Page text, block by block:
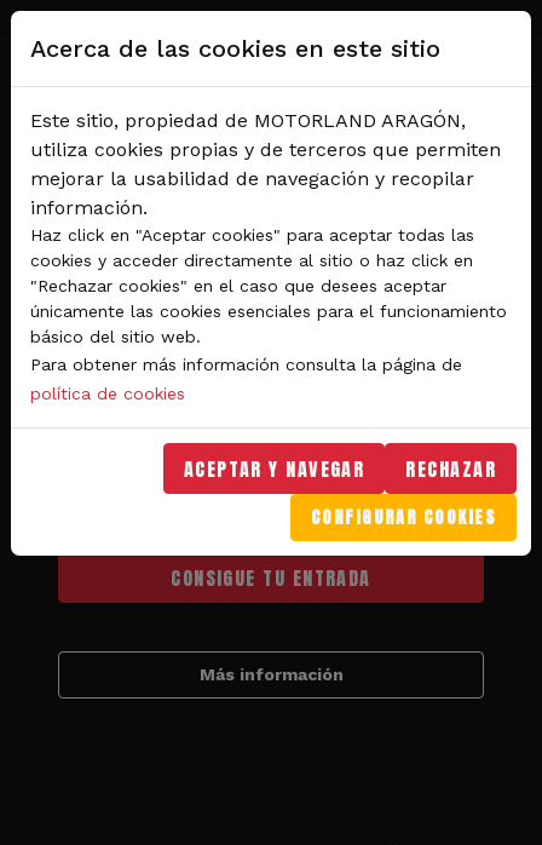
Pasar al contenido principal
Del 28 al 30 de agosto 2026
Circuito de velocidad
GRAN PREMIO
MICHELIN® DE ARAGÓN
DE MOTOGP™ 2026
CONSIGUE TU ENTRADA
Más información
Acerca de las cookies en este sitio
Este sitio, propiedad de MOTORLAND ARAGÓN,
utiliza cookies propias y de terceros que permiten
mejorar la usabilidad de navegación y recopilar
información.
Haz click en "Aceptar cookies" para aceptar todas las
cookies y acceder directamente al sitio o haz click en
"Rechazar cookies" en el caso que desees aceptar
únicamente las cookies esenciales para el funcionamiento
básico del sitio web.
Para obtener más información consulta la página de
política de cookies
ACEPTAR Y NAVEGAR RECHAZAR
CONFIGURAR COOKIES